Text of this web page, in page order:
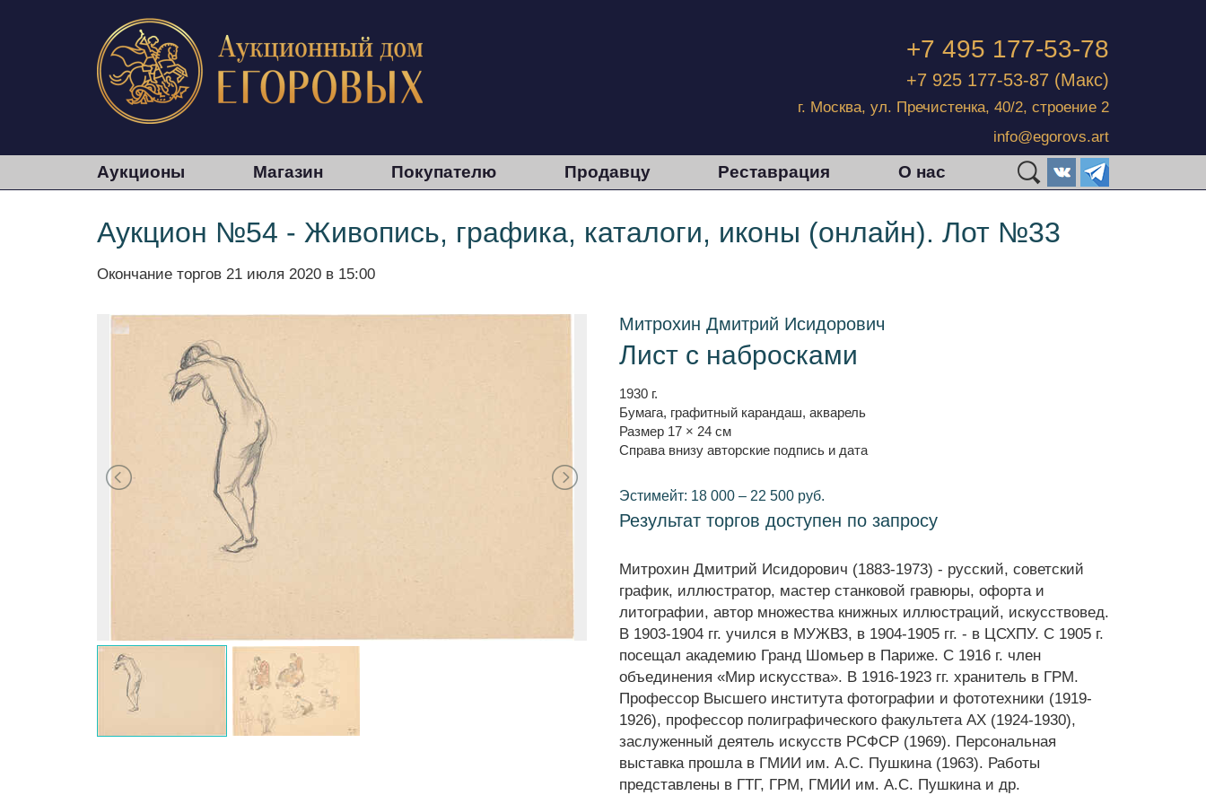
+7 495 177-53-78
+7 925 177-53-87 (Макс)
г. Москва, ул. Пречистенка, 40/2, строение 2
info@egorovs.art
Аукционы Магазин Покупателю Продавцу Реставрация О нас
Аукцион №54 - Живопись, графика, каталоги, иконы (онлайн). Лот №33
Окончание торгов 21 июля 2020 в 15:00
Митрохин Дмитрий Исидорович
Лист с набросками
1930 г.
Бумага, графитный карандаш, акварель
Размер 17 × 24 см
Справа внизу авторские подпись и дата
Эстимейт: 18 000 – 22 500 руб.
Результат торгов доступен по запросу
Митрохин Дмитрий Исидорович (1883-1973) - русский, советский
график, иллюстратор, мастер станковой гравюры, офорта и
литографии, автор множества книжных иллюстраций, искусствовед.
В 1903-1904 гг. учился в МУЖВЗ, в 1904-1905 гг. - в ЦСХПУ. С 1905 г.
посещал академию Гранд Шомьер в Париже. С 1916 г. член
объединения «Мир искусства». В 1916-1923 гг. хранитель в ГРМ.
Профессор Высшего института фотографии и фототехники (1919-
1926), профессор полиграфического факультета АХ (1924-1930),
заслуженный деятель искусств РСФСР (1969). Персональная
выставка прошла в ГМИИ им. А.С. Пушкина (1963). Работы
представлены в ГТГ, ГРМ, ГМИИ им. А.С. Пушкина и др.